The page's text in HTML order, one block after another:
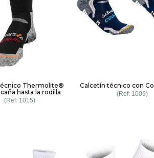
Thermolite®
hasta la rodilla
1015
Calcetín técnico con
1006